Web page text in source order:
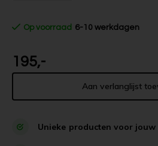
Op voorraad 6-10 werkdagen
195,-
Aan verlanglijst
Unieke producten voor jouw